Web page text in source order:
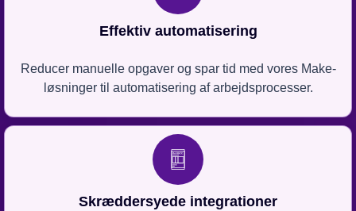
Effektiv automatisering
Reducer manuelle opgaver og spar tid med vores Make-
løsninger til automatisering af arbejdsprocesser.
Skræddersyede integrationer